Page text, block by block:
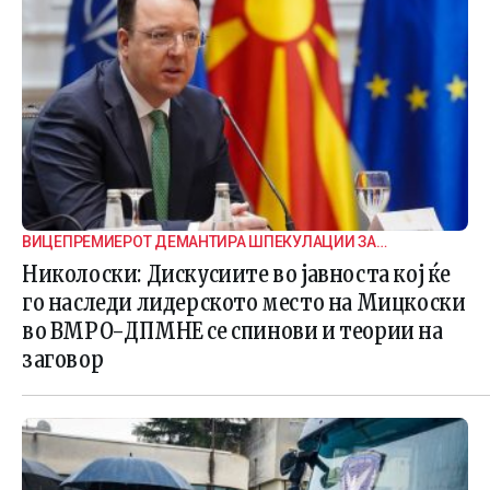
ВИЦЕПРЕМИЕРОТ ДЕМАНТИРА ШПЕКУЛАЦИИ ЗА
ВНАТРЕПАРТИСКИ ПОДЕЛБИ
Николоски: Дискусиите во јавноста кој ќе
го наследи лидерското место на Мицкоски
во ВМРО-ДПМНЕ се спинови и теории на
заговор